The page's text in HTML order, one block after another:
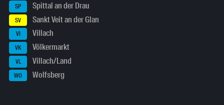
SP Spittal an der Drau
SV Sankt Veit an der Glan
VI Villach
VK Völkermarkt
VL Villach/Land
WO Wolfsberg